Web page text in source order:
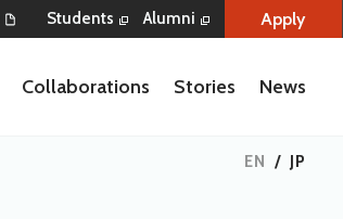
Students Alumni Apply
Collaborations Stories News
EN / JP